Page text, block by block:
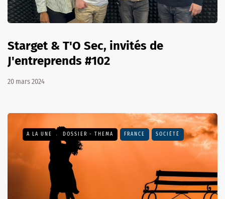
Starget & T'O Sec, invités de
J'entreprends #102
20 mars 2024
A LA UNE DOSSIER - THEMA FRANCE SOCIÉTÉ